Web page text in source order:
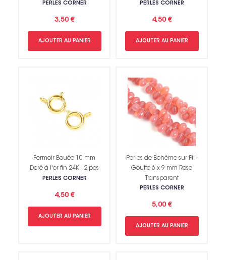
PERLES CORNER
3,50 €
AJOUTER AU PANIER
PERLES CORNER
4,50 €
AJOUTER AU PANIER
Fermoir Bouée 10 mm
Doré à l'or fin 24K - 2 pcs
PERLES CORNER
4,50 €
AJOUTER AU PANIER
Perles de Bohème sur Fil -
Goutte 6 x 9 mm Rose
Transparent
PERLES CORNER
5,00 €
AJOUTER AU PANIER